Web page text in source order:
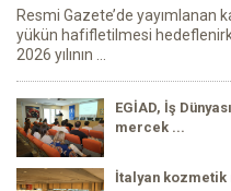
Resmi Gazete’de
yükün hafifletilmesi
2026 yılının ...
EGİAD, İş
mercek ...
İtalyan kozmetik